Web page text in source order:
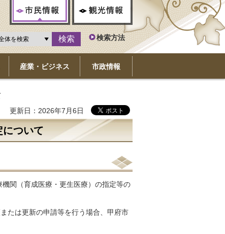
検索方法
産業・ビジネス 市政情報
更新日：2026年7月6日
ついて
関（育成医療・更生医療）の指定等の
たは更新の申請等を行う場合、甲府市